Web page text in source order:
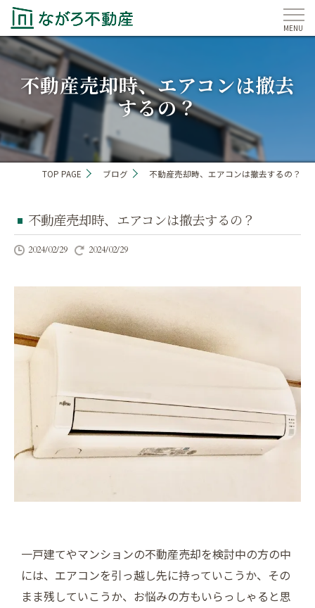
不動産売却時、エアコンは撤去
するの？
TOP PAGE ブログ 不動産売却時、エアコンは撤去するの？
不動産売却時、エアコンは撤去するの？
2024/02/29 2024/02/29
一戸建てやマンションの不動産売却を検討中の方の中
には、エアコンを引っ越し先に持っていこうか、その
まま残していこうか、お悩みの方もいらっしゃると思